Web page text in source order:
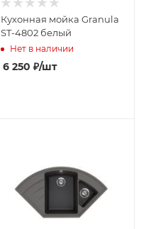
Кухонная мойка Granula
ST-4802 белый
Нет в наличии
6 250 ₽/шт